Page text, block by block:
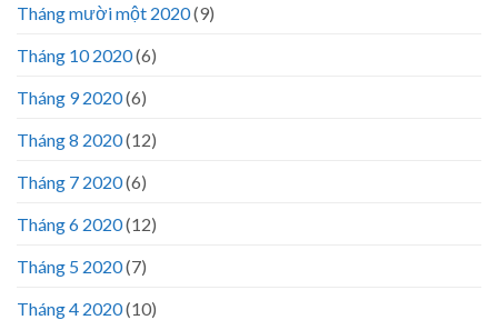
Tháng mười một 2020(9)
Tháng 10 2020(6)
Tháng 9 2020(6)
Tháng 8 2020(12)
Tháng 7 2020(6)
Tháng 6 2020(12)
Tháng 5 2020(7)
Tháng 4 2020(10)